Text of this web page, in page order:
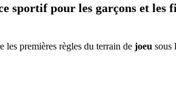
sportif pour les garçons et les
les premières règles du terrain de joeu sous